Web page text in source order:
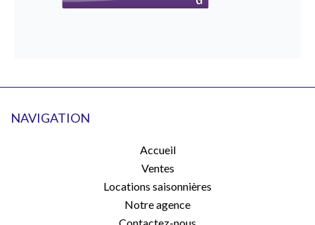
NAVIGATION
Accueil
Ventes
Locations saisonnières
Notre agence